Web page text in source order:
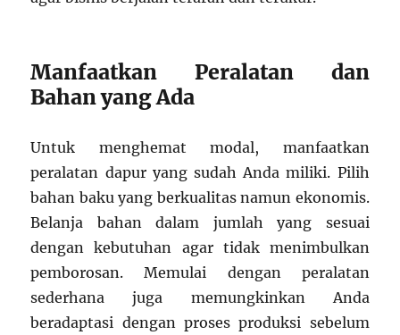
Manfaatkan Peralatan dan
Bahan yang Ada
Untuk menghemat modal, manfaatkan
peralatan dapur yang sudah Anda miliki. Pilih
bahan baku yang berkualitas namun ekonomis.
Belanja bahan dalam jumlah yang sesuai
dengan kebutuhan agar tidak menimbulkan
pemborosan. Memulai dengan peralatan
sederhana juga memungkinkan Anda
beradaptasi dengan proses produksi sebelum